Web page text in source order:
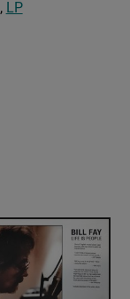
, LP